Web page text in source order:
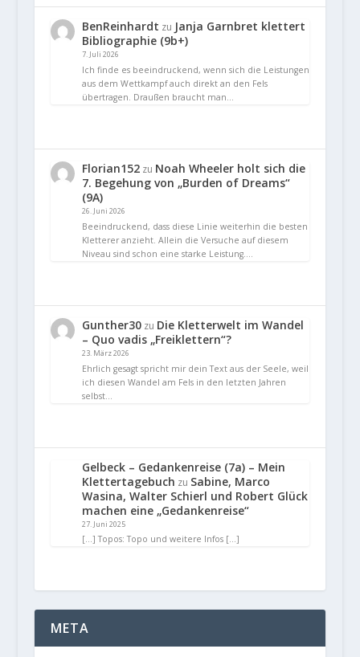
BenReinhardt zu Janja Garnbret klettert
Bibliographie (9b+)
7. Juli 2026
Ich finde es beeindruckend, wenn sich die Leistungen
aus dem Wettkampf auch direkt an den Fels
übertragen. Draußen braucht man…
Florian152zu Noah Wheeler holt sich die
7. Begehung von „Burden of Dreams“
(9A)
26. Juni 2026
Beeindruckend, dass diese Linie weiterhin die besten
Kletterer anzieht. Allein die Versuche auf diesem
Niveau sind schon eine starke Leistung.…
Gunther30zu Die Kletterwelt im Wandel
– Quo vadis „Freiklettern“?
23. März 2026
Ehrlich gesagt spricht mir dein Text aus der Seele, weil
ich diesen Wandel am Fels in den letzten Jahren
selbst…
Gelbeck – Gedankenreise (7a) – Mein
Klettertagebuch zu Sabine, Marco
Wasina, Walter Schierl und Robert Glück
machen eine „Gedankenreise“
27. Juni 2025
[…] Topos: Topo und weitere Infos […]
META